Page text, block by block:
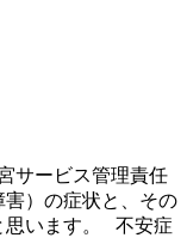
サービス管理責任
）の症状と、その
思います。 不安症